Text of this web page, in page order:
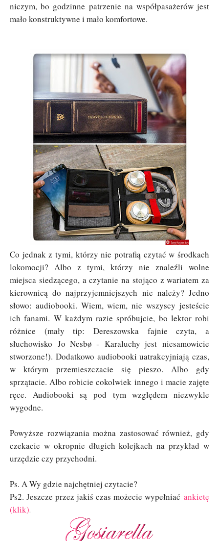
niczym, bo godzinne patrzenie na współpasażerów jest
mało konstruktywne i mało komfortowe.
Co jednak z tymi, którzy nie potrafią czytać w środkach
lokomocji? Albo z tymi, którzy nie znaleźli wolne
miejsca siedzącego, a czytanie na stojąco z wariatem za
kierownicą do najprzyjemniejszych nie należy? Jedno
słowo: audiobooki. Wiem, wiem, nie wszyscy jesteście
ich fanami. W każdym razie spróbujcie, bo lektor robi
różnice (mały tip: Dereszowska fajnie czyta, a
słuchowisko Jo Nesbø - Karaluchy jest niesamowicie
stworzone!). Dodatkowo audiobooki uatrakcyjniają czas,
w którym przemieszczacie się pieszo. Albo gdy
sprzątacie. Albo robicie cokolwiek innego i macie zajęte
ręce. Audiobooki są pod tym względem niezwykle
wygodne.
Powyższe rozwiązania można zastosować również, gdy
czekacie w okropnie długich kolejkach na przykład w
urzędzie czy przychodni.
Ps. A Wy gdzie najchętniej czytacie?
Ps2. Jeszcze przez jakiś czas możecie wypełniać ankietę
(klik).